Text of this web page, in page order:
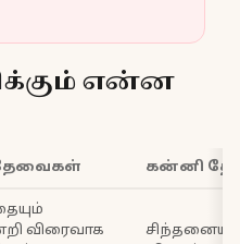
என்ன
கன்னி
விரைவாக